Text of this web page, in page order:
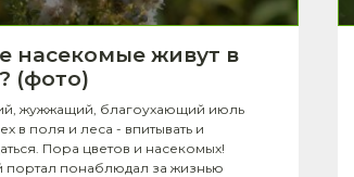
насекомые живут в
(фото)
жужжащий, благоухающий июль
в поля и леса - впитывать и
Пора цветов и насекомых!
портал понаблюдал за жизнью